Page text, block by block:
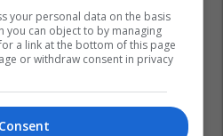
your personal data on the basis
you can object to by managing
a link at the bottom of this page
or withdraw consent in privacy
Consent